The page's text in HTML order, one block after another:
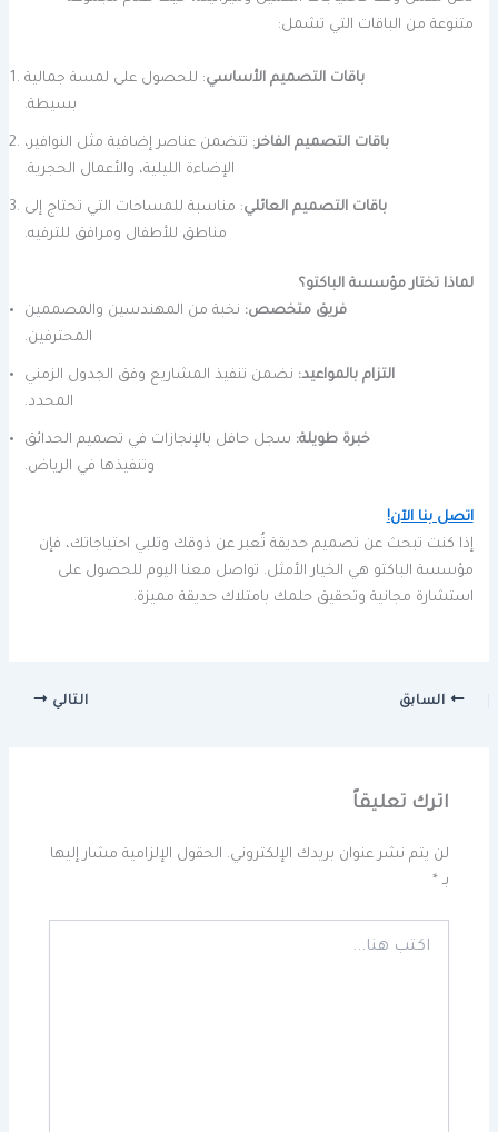
متنوعة من الباقات التي تشمل:
باقات التصميم الأساسي: للحصول على لمسة جمالية
بسيطة.
باقات التصميم الفاخر: تتضمن عناصر إضافية مثل النوافير،
الإضاءة الليلية، والأعمال الحجرية.
باقات التصميم العائلي: مناسبة للمساحات التي تحتاج إلى
مناطق للأطفال ومرافق للترفيه.
لماذا تختار مؤسسة الباكتو؟
فريق متخصص: نخبة من المهندسين والمصممين
المحترفين.
التزام بالمواعيد: نضمن تنفيذ المشاريع وفق الجدول الزمني
المحدد.
خبرة طويلة: سجل حافل بالإنجازات في تصميم الحدائق
وتنفيذها في الرياض.
اتصل بنا الآن!
إذا كنت تبحث عن تصميم حديقة تُعبر عن ذوقك وتلبي احتياجاتك، فإن
مؤسسة الباكتو هي الخيار الأمثل. تواصل معنا اليوم للحصول على
استشارة مجانية وتحقيق حلمك بامتلاك حديقة مميزة.
السابق التالي
اترك تعليقاً
لن يتم نشر عنوان بريدك الإلكتروني. الحقول الإلزامية مشار إليها
بـ*
هنا...